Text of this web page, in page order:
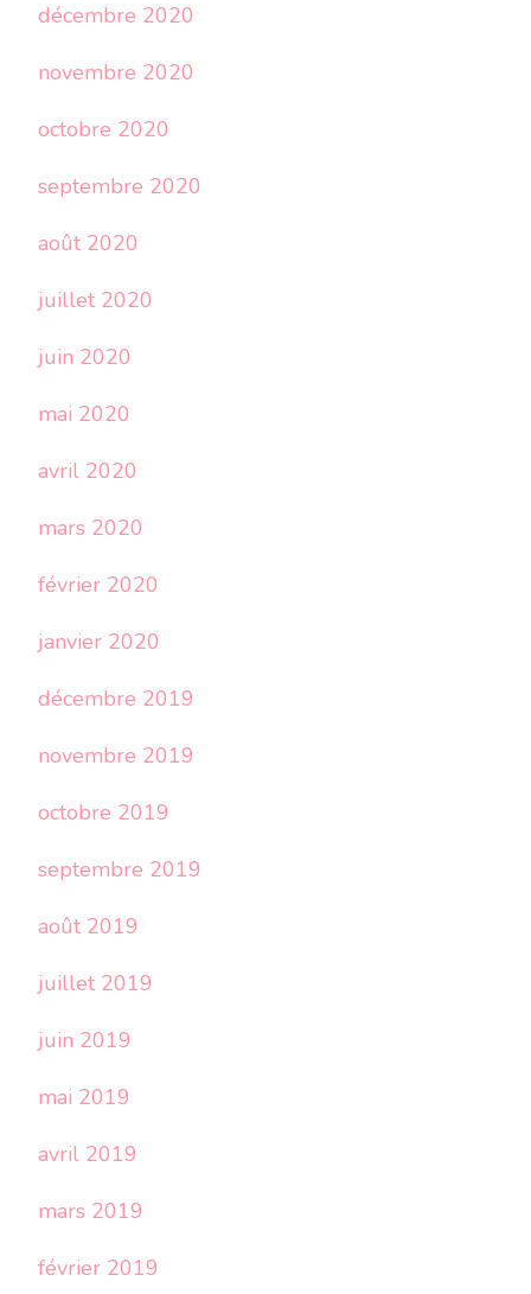
décembre 2020
novembre 2020
octobre 2020
septembre 2020
août 2020
juillet 2020
juin 2020
mai 2020
avril 2020
mars 2020
février 2020
janvier 2020
décembre 2019
novembre 2019
octobre 2019
septembre 2019
août 2019
juillet 2019
juin 2019
mai 2019
avril 2019
mars 2019
février 2019